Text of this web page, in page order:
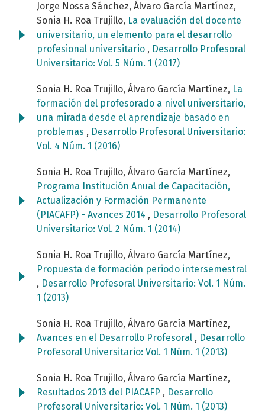
Jorge Nossa Sánchez, Álvaro García Martínez,
Sonia H. Roa Trujillo, La evaluación del docente
universitario, un elemento para el desarrollo
profesional universitario , Desarrollo Profesoral
Universitario: Vol. 5 Núm. 1 (2017)
Sonia H. Roa Trujillo, Álvaro García Martínez, La
formación del profesorado a nivel universitario,
una mirada desde el aprendizaje basado en
problemas , Desarrollo Profesoral Universitario:
Vol. 4 Núm. 1 (2016)
Sonia H. Roa Trujillo, Álvaro García Martínez,
Programa Institución Anual de Capacitación,
Actualización y Formación Permanente
(PIACAFP) - Avances 2014 , Desarrollo Profesoral
Universitario: Vol. 2 Núm. 1 (2014)
Sonia H. Roa Trujillo, Álvaro García Martínez,
Propuesta de formación periodo intersemestral
, Desarrollo Profesoral Universitario: Vol. 1 Núm.
1 (2013)
Sonia H. Roa Trujillo, Álvaro García Martínez,
Avances en el Desarrollo Profesoral , Desarrollo
Profesoral Universitario: Vol. 1 Núm. 1 (2013)
Sonia H. Roa Trujillo, Álvaro García Martínez,
Resultados 2013 del PIACAFP , Desarrollo
Profesoral Universitario: Vol. 1 Núm. 1 (2013)